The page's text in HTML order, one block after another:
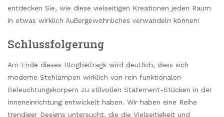
entdecken Sie, wie diese vielseitigen Kreationen jeden Raum
in etwas wirklich Außergewöhnliches verwandeln können!
Schlussfolgerung
Am Ende dieses Blogbeitrags wird deutlich, dass sich
moderne Stehlampen wirklich von rein funktionalen
Beleuchtungskörpern zu stilvollen Statement-Stücken in der
Inneneinrichtung entwickelt haben. Wir haben eine Reihe
trendiger Designs untersucht, die die Vielseitigkeit und